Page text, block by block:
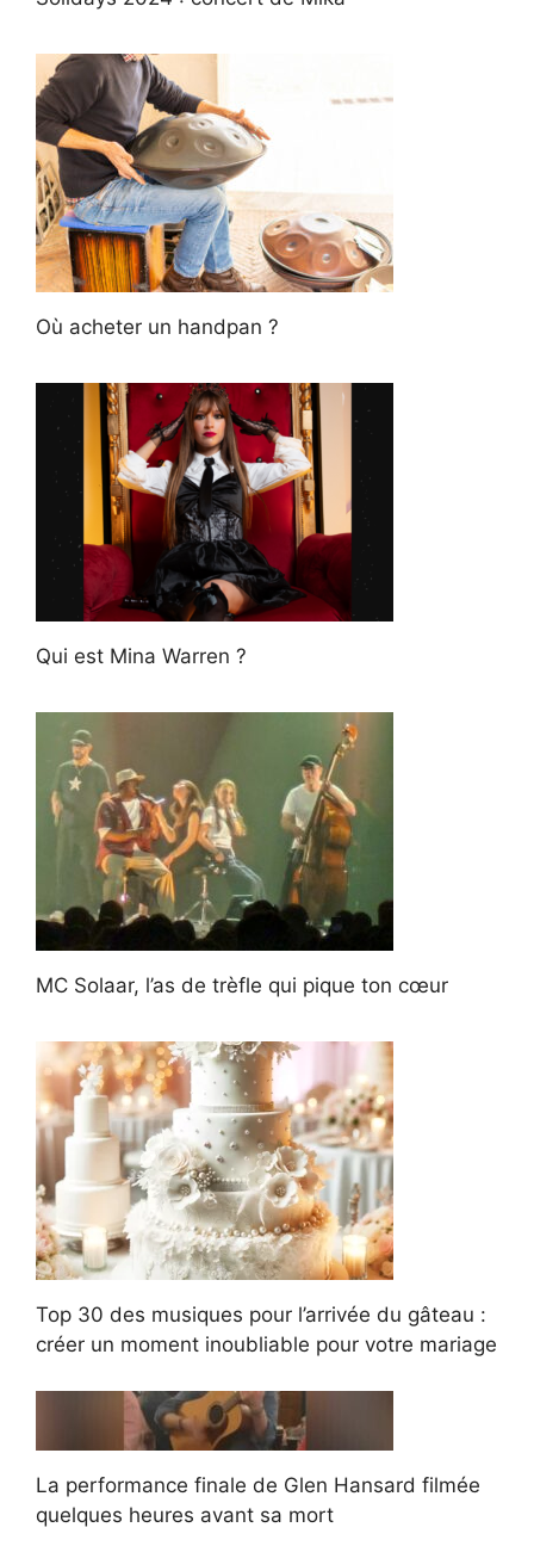
Où acheter un handpan ?
Qui est Mina Warren ?
MC Solaar, l’as de trèfle qui pique ton cœur
Top 30 des musiques pour l’arrivée du gâteau :
créer un moment inoubliable pour votre mariage
La performance finale de Glen Hansard filmée
quelques heures avant sa mort